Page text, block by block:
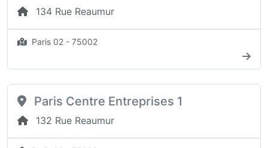
134 Rue Reaumur
Paris 02 - 75002
Paris Centre Entreprises 1
132 Rue Reaumur